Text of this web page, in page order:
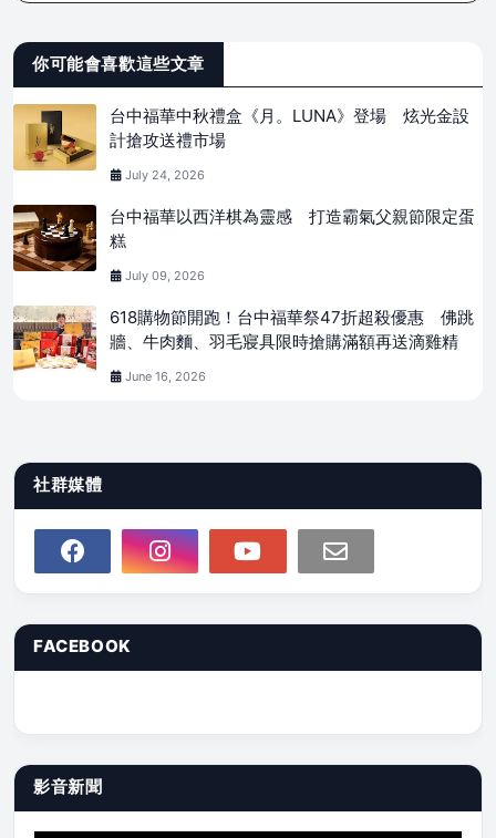
你可能會喜歡這些文章
台中福華中秋禮盒《月。LUNA》登場 炫光金設
計搶攻送禮市場
July 24, 2026
台中福華以西洋棋為靈感 打造霸氣父親節限定蛋
糕
July 09, 2026
618購物節開跑！台中福華祭47折超殺優惠 佛跳
牆、牛肉麵、羽毛寢具限時搶購滿額再送滴雞精
June 16, 2026
社群媒體
FACEBOOK
影音新聞